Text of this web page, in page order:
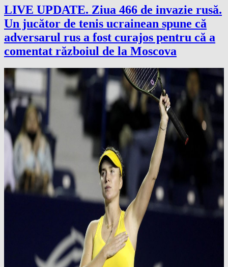
LIVE UPDATE. Ziua 466 de invazie rusă.
Un jucător de tenis ucrainean spune că
adversarul rus a fost curajos pentru că a
comentat războiul de la Moscova